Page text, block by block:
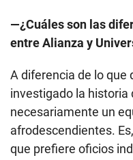
—¿Cuáles son las
entre Alianza y
A diferencia de lo que
investigado la historia
necesariamente un
afrodescendientes.
que prefiere oficios